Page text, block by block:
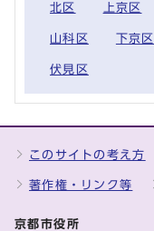
北区 上京区
山科区 下京区
伏見区
このサイトの考え方
著作権・リンク等
京都市役所